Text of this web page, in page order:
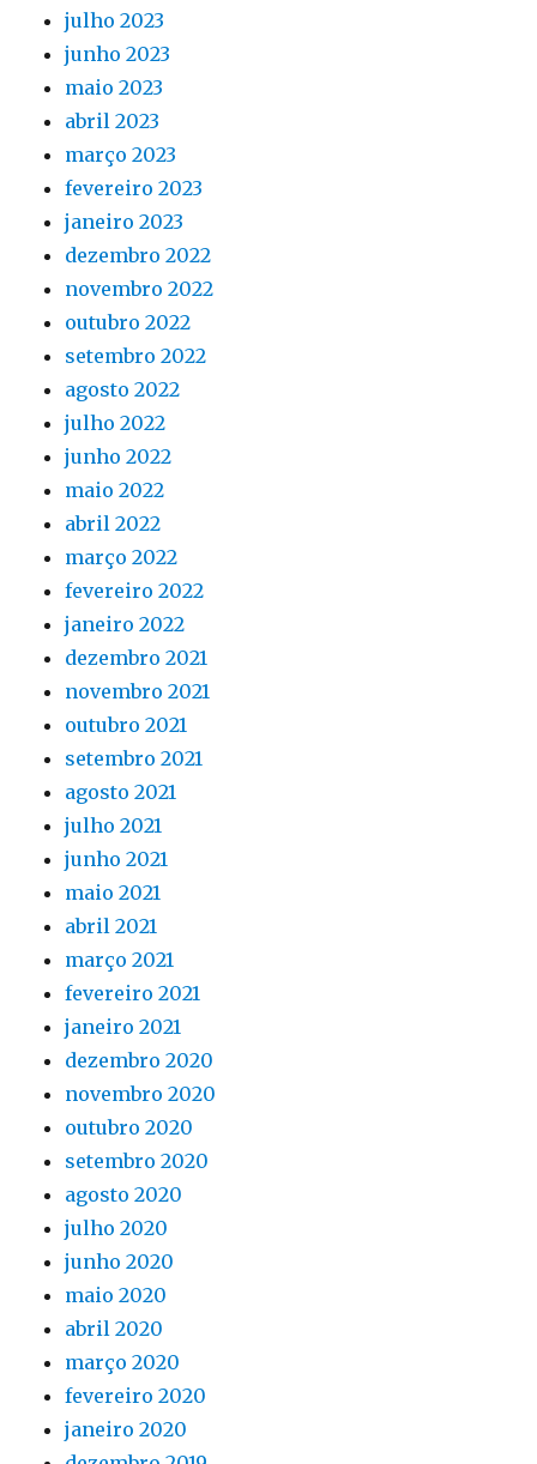
julho 2023
junho 2023
maio 2023
abril 2023
março 2023
fevereiro 2023
janeiro 2023
dezembro 2022
novembro 2022
outubro 2022
setembro 2022
agosto 2022
julho 2022
junho 2022
maio 2022
abril 2022
março 2022
fevereiro 2022
janeiro 2022
dezembro 2021
novembro 2021
outubro 2021
setembro 2021
agosto 2021
julho 2021
junho 2021
maio 2021
abril 2021
março 2021
fevereiro 2021
janeiro 2021
dezembro 2020
novembro 2020
outubro 2020
setembro 2020
agosto 2020
julho 2020
junho 2020
maio 2020
abril 2020
março 2020
fevereiro 2020
janeiro 2020